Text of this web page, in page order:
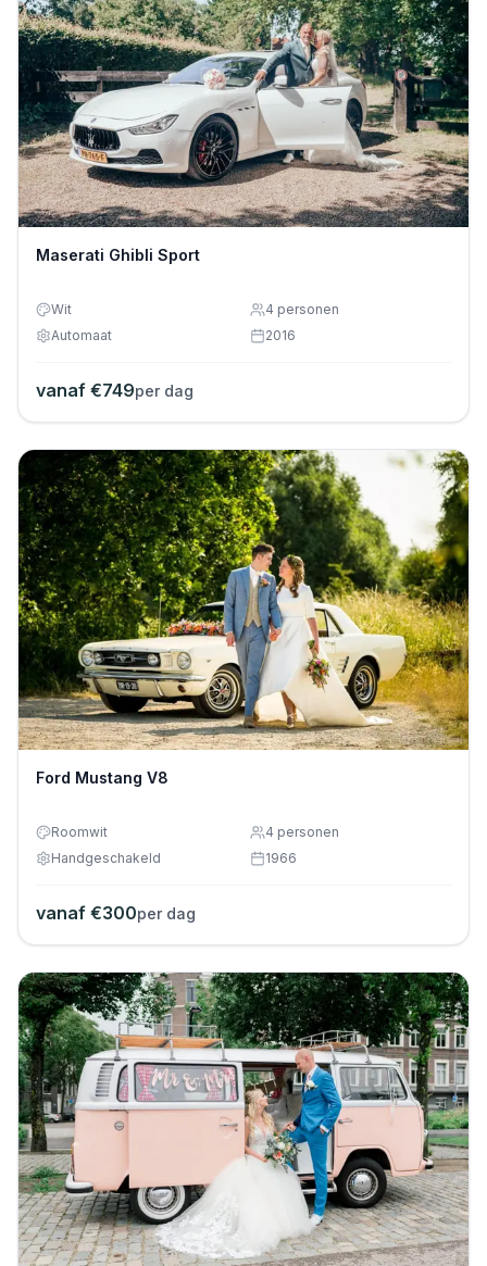
Maserati Ghibli Sport
Wit 4 personen
Automaat
2016
vanaf €749per dag
Ford Mustang V8
Roomwit 4 personen
Handgeschakeld
1966
vanaf €300per dag